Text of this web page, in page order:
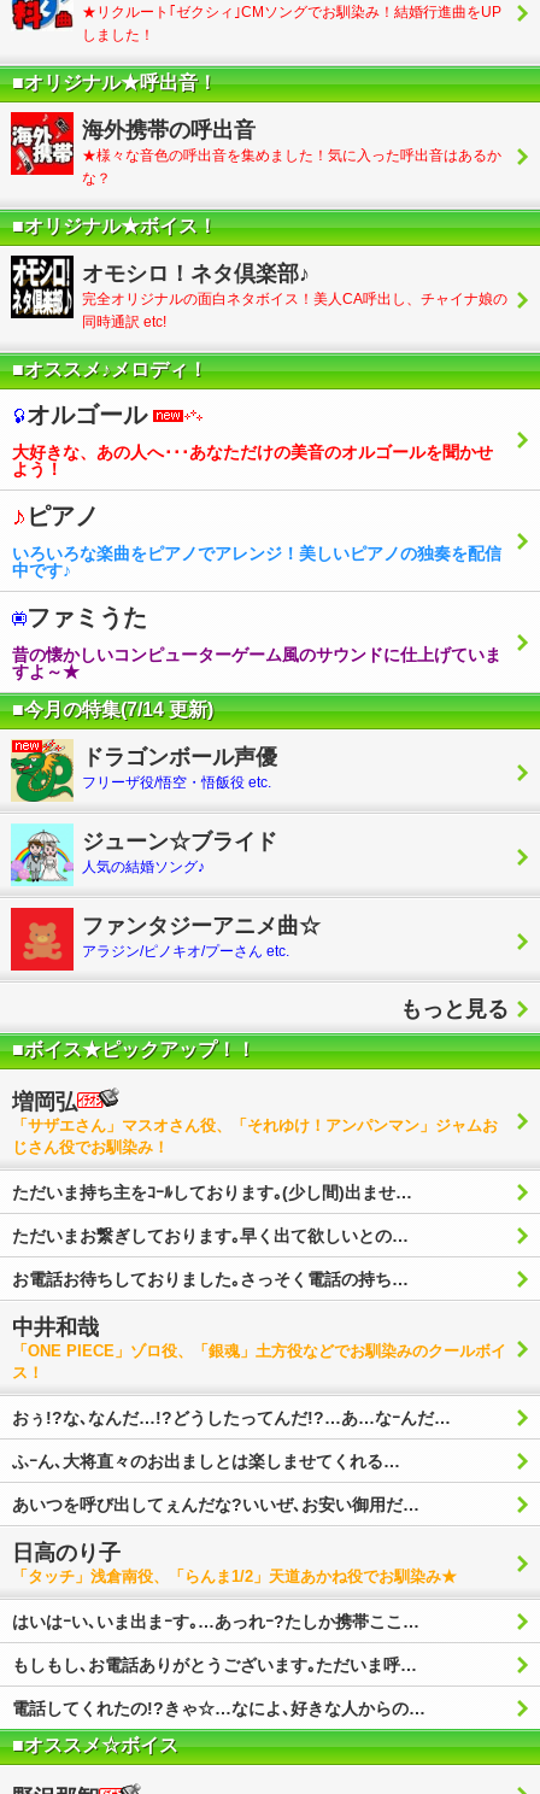
★リクルート｢ゼクシィ｣CMソングでお馴染み！結婚行進曲をUP
しました！
■オリジナル★呼出音！
海外携帯の呼出音
★様々な音色の呼出音を集めました！気に入った呼出音はあるか
な？
■オリジナル★ボイス！
オモシロ！ネタ倶楽部♪
完全オリジナルの面白ネタボイス！美人CA呼出し、チャイナ娘の
同時通訳 etc!
■オススメ♪メロディ！
オルゴール
大好きな、あの人へ･･･あなただけの美音のオルゴールを聞かせ
よう！
ピアノ
いろいろな楽曲をピアノでアレンジ！美しいピアノの独奏を配信
中です♪
ファミうた
昔の懐かしいコンピューターゲーム風のサウンドに仕上げていま
すよ～★
■今月の特集(7/14 更新)
ドラゴンボール声優
フリーザ役/悟空・悟飯役 etc.
ジューン☆ブライド
人気の結婚ソング♪
ファンタジーアニメ曲☆
アラジン/ピノキオ/プーさん etc.
もっと見る
■ボイス★ピックアップ！！
増岡弘
「サザエさん」マスオさん役、「それゆけ！アンパンマン」ジャムお
じさん役でお馴染み！
ただいま持ち主をｺｰﾙしております｡(少し間)出ませ…
ただいまお繋ぎしております｡早く出て欲しいとの…
お電話お待ちしておりました｡さっそく電話の持ち…
中井和哉
「ONE PIECE」ゾロ役、「銀魂」土方役などでお馴染みのクールボイ
ス！
おぅ!?な､なんだ…!?どうしたってんだ!?…あ…なｰんだ…
ふｰん､大将直々のお出ましとは楽しませてくれる…
あいつを呼び出してぇんだな?いいぜ､お安い御用だ…
日高のり子
「タッチ」浅倉南役、「らんま1/2」天道あかね役でお馴染み★
はいはｰい､いま出まｰす｡…あっれｰ?たしか携帯ここ…
もしもし､お電話ありがとうございます｡ただいま呼…
電話してくれたの!?きゃ☆…なによ､好きな人からの…
■オススメ☆ボイス